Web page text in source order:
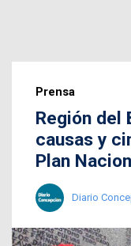
Prensa
Región del
causas y
Plan
Diario